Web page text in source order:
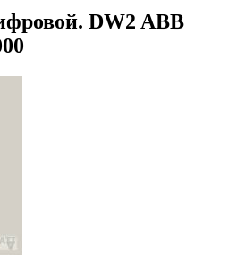
DW2 ABB